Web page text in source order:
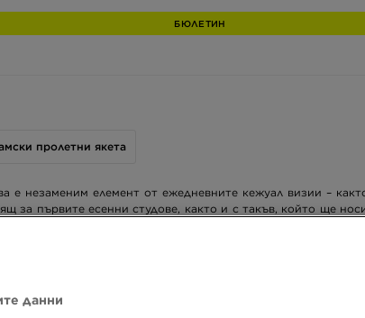
БЮЛЕТИН
е незаменим елемент от ежедневните кежуал визии –
за първите есенни студове, както и с такъв, който ще
спортни брандове. Nike, adidas, The North Face,
– през есента, зимата или пролетта. Влез в JD и се
или пролетно дамско яке с любимото ти лого най-добре
пролетни якета
данни